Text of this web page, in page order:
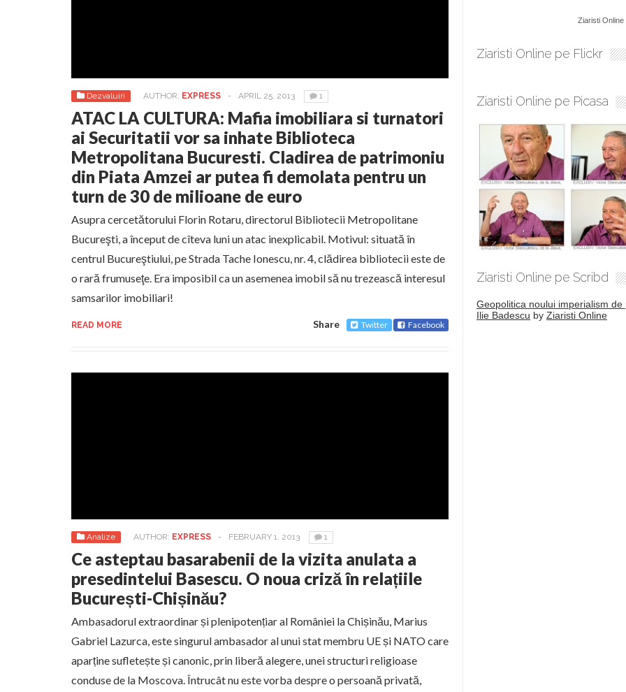
Dezvaluiri AUTHOR: EXPRESS - APRIL 25, 2013 1
ATAC LA CULTURA: Mafia imobiliara si turnatori
ai Securitatii vor sa inhate Biblioteca
Metropolitana Bucuresti. Cladirea de patrimoniu
din Piata Amzei ar putea fi demolata pentru un
turn de 30 de milioane de euro
Asupra cercetătorului Florin Rotaru, directorul Bibliotecii Metropolitane
Bucureşti, a început de cîteva luni un atac inexplicabil. Motivul: situată în
centrul Bucureştiului, pe Strada Tache Ionescu, nr. 4, clădirea bibliotecii este de
o rară frumuseţe. Era imposibil ca un asemenea imobil să nu trezească interesul
samsarilor imobiliari!
READ MORE Share Twitter Facebook
Analize AUTHOR: EXPRESS - FEBRUARY 1, 2013 1
Ce asteptau basarabenii de la vizita anulata a
presedintelui Basescu. O noua criză în relațiile
București-Chișinău?
Ambasadorul extraordinar și plenipotențiar al României la Chișinău, Marius
Gabriel Lazurca, este singurul ambasador al unui stat membru UE și NATO care
aparține sufletește și canonic, prin liberă alegere, unei structuri religioase
conduse de la Moscova. Întrucât nu este vorba despre o persoană privată,
Ziaristi Online
Ziaristi Online pe Flickr
Ziaristi Online pe Picasa
Ziaristi Online pe Scribd
Geopolitica noului imperialism de
Ilie Badescu by Ziaristi Online